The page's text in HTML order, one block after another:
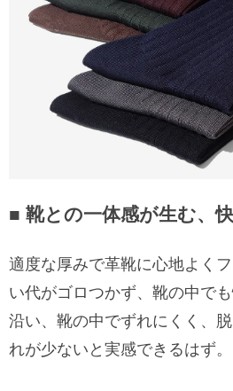
■ 靴との一体感が生む、
適度な厚みで革靴に心地よく
い代がゴロつかず、靴の中で
沿い、靴の中でずれにくく、
れが少ないと実感できるはず。